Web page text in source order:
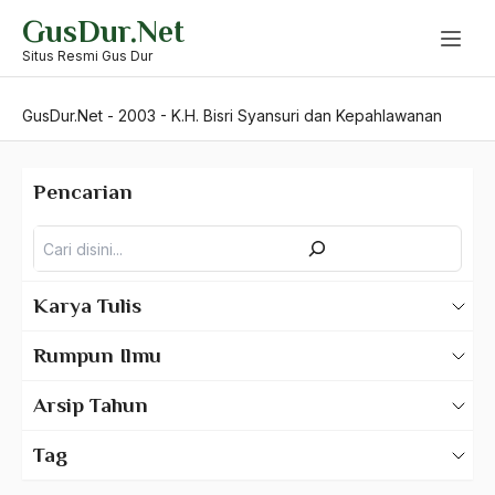
content
GusDur.Net
Situs Resmi Gus Dur
GusDur.Net - 2003 - K.H. Bisri Syansuri dan Kepahlawanan
Pencarian
Karya Tulis
Rumpun Ilmu
Arsip Tahun
Tag